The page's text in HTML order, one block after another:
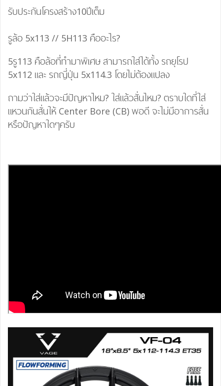
รับประกันโครงสร้าง10ปีเต็ม
รูล้อ 5x113 // 5H113 คืออะไร?
5รู113 คือล้อที่ทำมาพิเศษ สามารถใส่ได้ทั้ง รถยุโรป
5x112 และ รถญี่ปุ่น 5x114.3 โดยไม่ต้องแปลง
ถามว่าใส่แล้วจะมีปัญหาไหม? ใส่แล้วสั่นไหม? ตราบใดที่ใส่
แหวนกันสั่นให้ Center Bore (CB) พอดี จะไม่มีอาการสั่น
หรือปัญหาใดๆครับ